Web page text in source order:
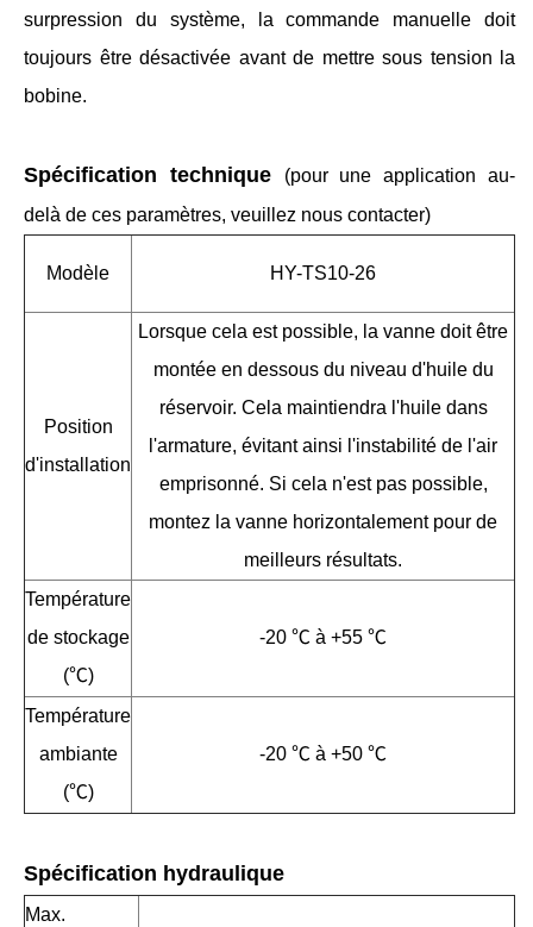
surpression du système, la commande manuelle doit
toujours être désactivée avant de mettre sous tension la
bobine.
Spécification technique
(pour une application au-
delà de ces paramètres, veuillez nous contacter)
Modèle HY-TS10-26
Position
d'installation
Lorsque cela est possible, la vanne doit être
montée en dessous du niveau d'huile du
réservoir. Cela maintiendra l'huile dans
l'armature, évitant ainsi l'instabilité de l'air
emprisonné. Si cela n'est pas possible,
montez la vanne horizontalement pour de
meilleurs résultats.
Température
de stockage
(℃)
-20 ℃ à +55 ℃
Température
ambiante
(℃)
-20 ℃ à +50 ℃
Spécification hydraulique
Max.